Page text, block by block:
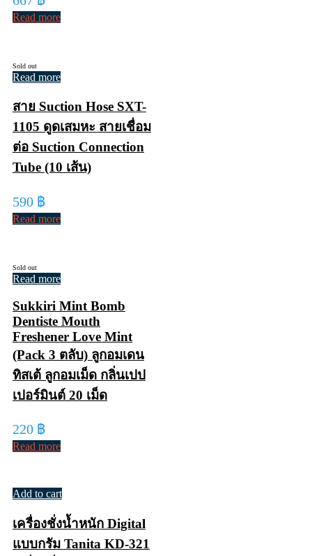
Read more
Sold out
Read more
สาย Suction Hose SXT-
1105 ดูดเสมหะ สายเชื่อม
ต่อ Suction Connection
Tube (10 เส้น)
590 ฿
Read more
Sold out
Read more
Sukkiri Mint Bomb
Dentiste Mouth
Freshener Love Mint
(Pack 3 ตลับ) ลูกอมเดน
ทิสเต้ ลูกอมเม็ด กลิ่นเปป
เปอร์มินต์ 20 เม็ด
220 ฿
Read more
Add to cart
เครื่องชั่งน้ำหนัก Digital
แบบกรัม Tanita KD-321